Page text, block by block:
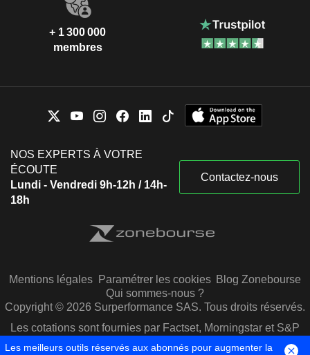
+ 1 300 000
membres
NOS EXPERTS À VOTRE
ÉCOUTE
Lundi - Vendredi 9h-12h / 14h-
18h
Contactez-nous
Mentions légales Paramétrer les cookies Blog Zonebourse
Qui sommes-nous ?
Copyright © 2026 Surperformance SAS. Tous droits réservés.
Les cotations sont fournies par Factset, Morningstar et S&P
Capital IQ
Les meilleurs outils réservés aux abonnés pour augmenter la